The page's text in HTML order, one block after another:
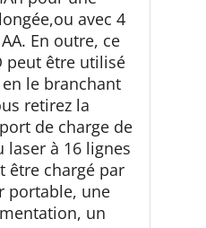
avec 4
En outre, ce
peut être utilisé
le branchant
retirez la
de charge de
laser à 16 lignes
être chargé par
portable, une
un